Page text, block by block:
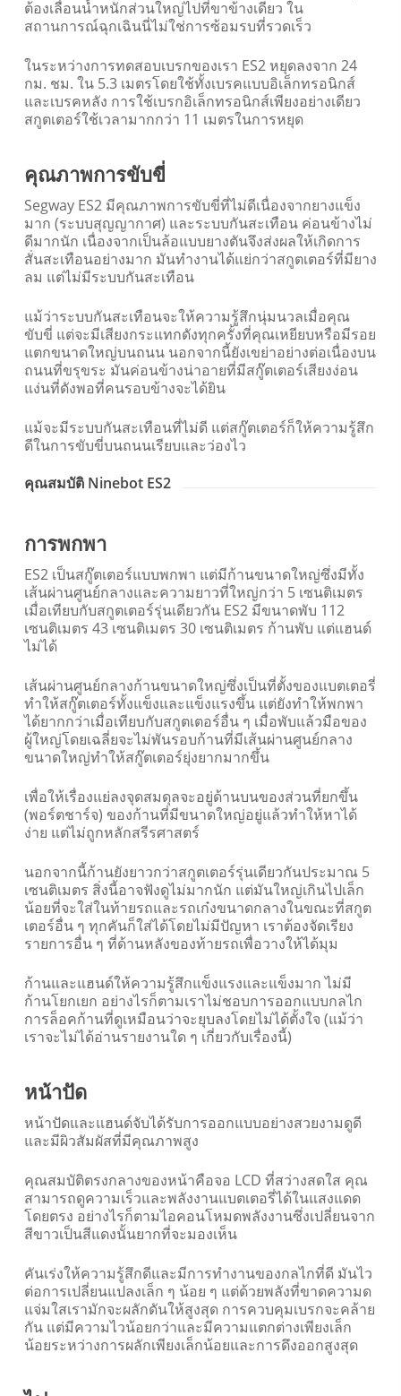
ต้องเลื่อนน้ำหนักส่วนใหญ่ไปที่ขาข้างเดียว ใน
สถานการณ์ฉุกเฉินนี่ไม่ใช่การซ้อมรบที่รวดเร็ว
ในระหว่างการทดสอบเบรกของเรา ES2 หยุดลงจาก 24
กม. ชม. ใน 5.3 เมตรโดยใช้ทั้งเบรคแบบอิเล็กทรอนิกส์
และเบรคหลัง การใช้เบรกอิเล็กทรอนิกส์เพียงอย่างเดียว
สกูตเตอร์ใช้เวลามากกว่า 11 เมตรในการหยุด
คุณภาพการขับขี่
Segway ES2 มีคุณภาพการขับขี่ที่ไม่ดีเนื่องจากยางแข็ง
มาก (ระบบสุญญากาศ) และระบบกันสะเทือน ค่อนข้างไม่
ดีมากนัก เนื่องจากเป็นล้อแบบยางตันจึงส่งผลให้เกิดการ
สั่นสะเทือนอย่างมาก มันทำงานได้แย่กว่าสกูตเตอร์ที่มียาง
ลม แต่ไม่มีระบบกันสะเทือน
แม้ว่าระบบกันสะเทือนจะให้ความรู้สึกนุ่มนวลเมื่อคุณ
ขับขี่ แต่จะมีเสียงกระแทกดังทุกครั้งที่คุณเหยียบหรือมีรอย
แตกขนาดใหญ่บนถนน นอกจากนี้ยังเขย่าอย่างต่อเนื่องบน
ถนนที่ขรุขระ มันค่อนข้างน่าอายที่มีสกู๊ตเตอร์เสียงง่อน
แง่นที่ดังพอที่คนรอบข้างจะได้ยิน
แม้จะมีระบบกันสะเทือนที่ไม่ดี แต่สกู๊ตเตอร์ก็ให้ความรู้สึก
ดีในการขับขี่บนถนนเรียบและว่องไว
คุณสมบัติ Ninebot ES2
การพกพา
ES2 เป็นสกู๊ตเตอร์แบบพกพา แต่มีก้านขนาดใหญ่ซึ่งมีทั้ง
เส้นผ่านศูนย์กลางและความยาวที่ใหญ่กว่า 5 เซนติเมตร
เมื่อเทียบกับสกูตเตอร์รุ่นเดียวกัน ES2 มีขนาดพับ 112
เซนติเมตร 43 เซนติเมตร 30 เซนติเมตร ก้านพับ แต่แฮนด์
ไม่ได้
เส้นผ่านศูนย์กลางก้านขนาดใหญ่ซึ่งเป็นที่ตั้งของแบตเตอรี่
ทำให้สกู๊ตเตอร์ทั้งแข็งและแข็งแรงขึ้น แต่ยังทำให้พกพา
ได้ยากกว่าเมื่อเทียบกับสกูตเตอร์อื่น ๆ เมื่อพับแล้วมือของ
ผู้ใหญ่โดยเฉลี่ยจะไม่พันรอบก้านที่มีเส้นผ่านศูนย์กลาง
ขนาดใหญ่ทำให้สกู๊ตเตอร์ยุ่งยากมากขึ้น
เพื่อให้เรื่องแย่ลงจุดสมดุลจะอยู่ด้านบนของส่วนที่ยกขึ้น
(พอร์ตชาร์จ) ของก้านที่มีขนาดใหญ่อยู่แล้วทำให้หาได้
ง่าย แต่ไม่ถูกหลักสรีรศาสตร์
นอกจากนี้ก้านยังยาวกว่าสกูตเตอร์รุ่นเดียวกันประมาณ 5
เซนติเมตร สิ่งนี้อาจฟังดูไม่มากนัก แต่มันใหญ่เกินไปเล็ก
น้อยที่จะใส่ในท้ายรถและรถเก๋งขนาดกลางในขณะที่สกูต
เตอร์อื่น ๆ ทุกคันก็ใส่ได้โดยไม่มีปัญหา เราต้องจัดเรียง
รายการอื่น ๆ ที่ด้านหลังของท้ายรถเพื่อวางให้ได้มุม
ก้านและแฮนด์ให้ความรู้สึกแข็งแรงและแข็งมาก ไม่มี
ก้านโยกเยก อย่างไรก็ตามเราไม่ชอบการออกแบบกลไก
การล็อคก้านที่ดูเหมือนว่าจะยุบลงโดยไม่ได้ตั้งใจ (แม้ว่า
เราจะไม่ได้อ่านรายงานใด ๆ เกี่ยวกับเรื่องนี้)
หน้าปัด
หน้าปัดและแฮนด์จับได้รับการออกแบบอย่างสวยงามดูดี
และมีผิวสัมผัสที่มีคุณภาพสูง
คุณสมบัติตรงกลางของหน้าคือจอ LCD ที่สว่างสดใส คุณ
สามารถดูความเร็วและพลังงานแบตเตอรี่ได้ในแสงแดด
โดยตรง อย่างไรก็ตามไอคอนโหมดพลังงานซึ่งเปลี่ยนจาก
สีขาวเป็นสีแดงนั้นยากที่จะมองเห็น
คันเร่งให้ความรู้สึกดีและมีการทำงานของกลไกที่ดี มันไว
ต่อการเปลี่ยนแปลงเล็ก ๆ น้อย ๆ แต่ด้วยพลังที่ขาดความด
แจ่มใสเรามักจะผลักดันให้สูงสุด การควบคุมเบรกจะคล้าย
กัน แต่มีความไวน้อยกว่าและมีความแตกต่างเพียงเล็ก
น้อยระหว่างการผลักเพียงเล็กน้อยและการดึงออกสูงสุด